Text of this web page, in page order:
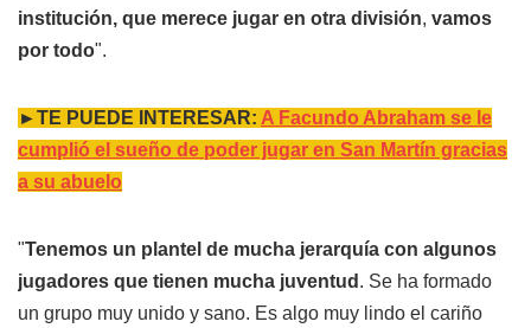
institución, que merece jugar en otra división, vamos
por todo".
►TE PUEDE INTERESAR: A Facundo Abraham se le
cumplió el sueño de poder jugar en San Martín gracias
a su abuelo
"Tenemos un plantel de mucha jerarquía con algunos
jugadores que tienen mucha juventud . Se ha formado
un grupo muy unido y sano. Es algo muy lindo el cariño